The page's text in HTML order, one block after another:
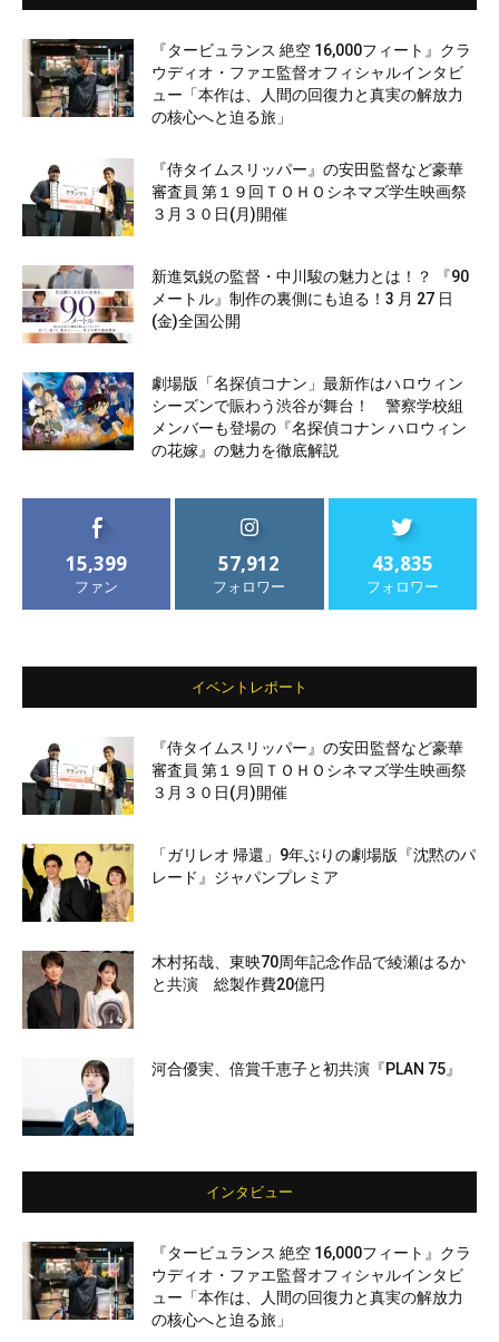
『タービュランス 絶空 16,000フィート』クラ
ウディオ・ファエ監督オフィシャルインタビ
ュー「本作は、人間の回復力と真実の解放力
の核心へと迫る旅」
『侍タイムスリッパー』の安田監督など豪華
審査員 第１９回ＴＯＨＯシネマズ学生映画祭
３月３０日(月)開催
新進気鋭の監督・中川駿の魅力とは！？ 『90
メートル』制作の裏側にも迫る！3 月 27 日
(金)全国公開
劇場版「名探偵コナン」最新作はハロウィン
シーズンで賑わう渋谷が舞台！ 警察学校組
メンバーも登場の『名探偵コナン ハロウィン
の花嫁』の魅力を徹底解説
15,399
ファン
57,912
フォロワー
43,835
フォロワー
イベントレポート
『侍タイムスリッパー』の安田監督など豪華
審査員 第１９回ＴＯＨＯシネマズ学生映画祭
３月３０日(月)開催
「ガリレオ 帰還」9年ぶりの劇場版『沈黙のパ
レード』ジャパンプレミア
木村拓哉、東映70周年記念作品で綾瀬はるか
と共演 総製作費20億円
河合優実、倍賞千恵子と初共演『PLAN 75』
インタビュー
『タービュランス 絶空 16,000フィート』クラ
ウディオ・ファエ監督オフィシャルインタビ
ュー「本作は、人間の回復力と真実の解放力
の核心へと迫る旅」